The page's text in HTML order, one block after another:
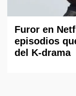
Furor en
episodios
del K-drama